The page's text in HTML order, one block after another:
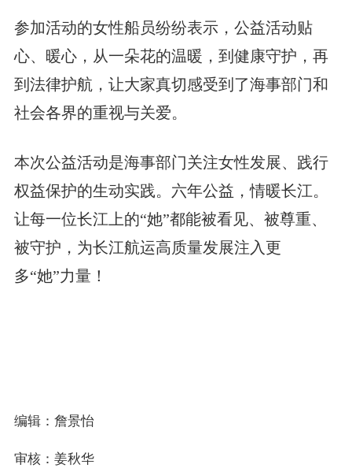
参加活动的女性船员纷纷表示，公益活动贴
心、暖心，从一朵花的温暖，到健康守护，再
到法律护航，让大家真切感受到了海事部门和
社会各界的重视与关爱。
本次公益活动是海事部门关注女性发展、践行
权益保护的生动实践。六年公益，情暖长江。
让每一位长江上的“她”都能被看见、被尊重、
被守护，为长江航运高质量发展注入更
多“她”力量！
编辑：詹景怡
审核：姜秋华